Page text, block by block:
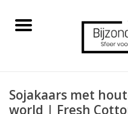
Räder Design Stories
Geurkaarsen
Sojakaars met
world | Fresh